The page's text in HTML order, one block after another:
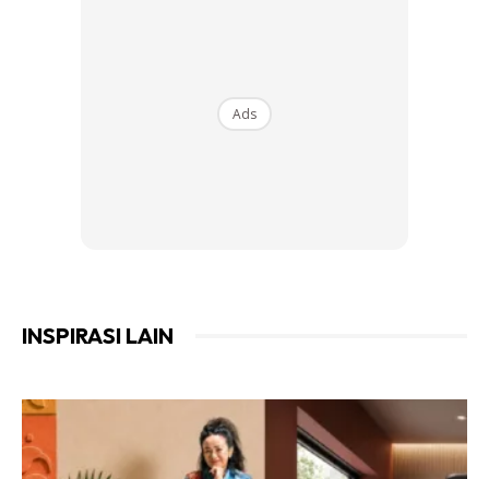
Ads
INSPIRASI LAIN